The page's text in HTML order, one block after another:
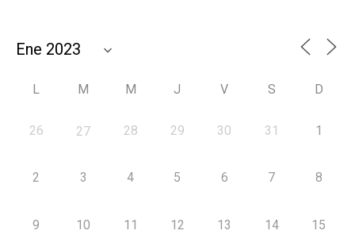
L M M J V S D
26 27 28 29 30 31 1
2 3 4 5 6 7 8
9 10 11 12 13 14 15